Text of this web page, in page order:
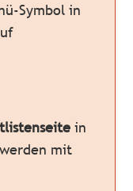
Symbol in
in
mit